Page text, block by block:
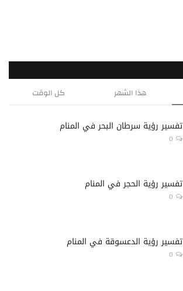
هذا الشهر كل الوقت
تفسير رؤية سرطان البحر في المنام
0
تفسير رؤية الحجر في المنام
0
تفسير رؤية الدعسوقة في المنام
0